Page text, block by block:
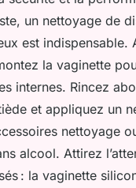
un nettoyage de
est indispensable.
la vaginette
internes. Rincez
et appliquez un
nettoyage
alcool. Attirez
: la vaginette